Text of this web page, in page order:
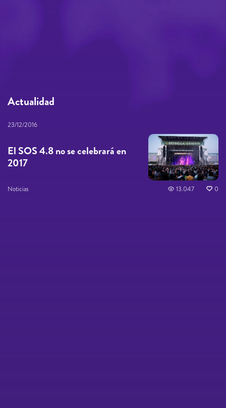
Actualidad
23/12/2016
El SOS 4.8 no se celebrará en
2017
Noticias 13.047 0